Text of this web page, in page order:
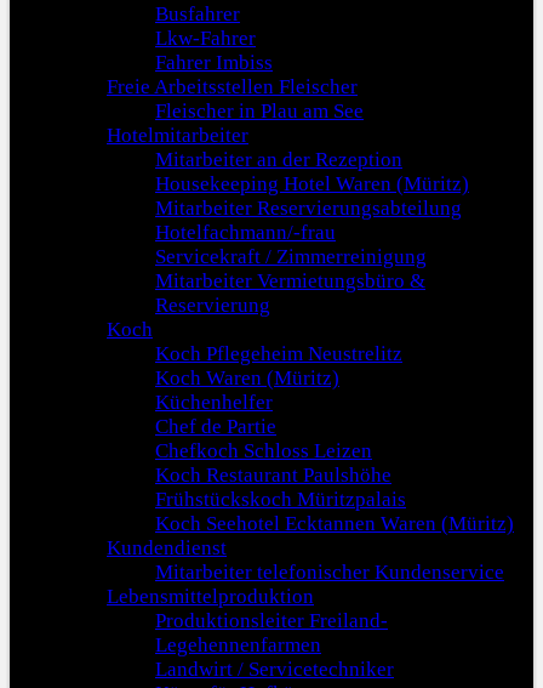
Busfahrer
Lkw-Fahrer
Fahrer Imbiss
Freie Arbeitsstellen Fleischer
Fleischer in Plau am See
Hotelmitarbeiter
Mitarbeiter an der Rezeption
Housekeeping Hotel Waren (Müritz)
Mitarbeiter Reservierungsabteilung
Hotelfachmann/-frau
Servicekraft / Zimmerreinigung
Mitarbeiter Vermietungsbüro &
Reservierung
Koch
Koch Pflegeheim Neustrelitz
Koch Waren (Müritz)
Küchenhelfer
Chef de Partie
Chefkoch Schloss Leizen
Koch Restaurant Paulshöhe
Frühstückskoch Müritzpalais
Koch Seehotel Ecktannen Waren (Müritz)
Kundendienst
Mitarbeiter telefonischer Kundenservice
Lebensmittelproduktion
Produktionsleiter Freiland-
Legehennenfarmen
Landwirt / Servicetechniker